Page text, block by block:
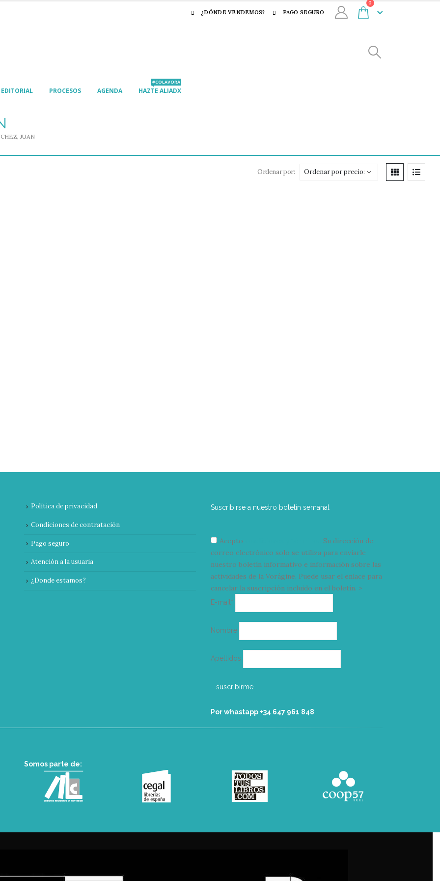
¿DÓNDE VENDEMOS? PAGO SEGURO
0
EDITORIAL PROCESOS AGENDA HAZTE ALIADX
#COLAVORA
JUAN
Ordenar por:
Política de privacidad
Condiciones de contratación
Pago seguro
Atención a la usuaria
¿Donde estamos?
Suscribirse a nuestro boletín semanal
Acepto
Su dirección de
correo electrónico solo se utiliza para enviarle
nuestro boletín informativo e información sobre las
actividades de la Vorágine. Puede usar el enlace para
cancelar la suscripción incluido en el boletín. >
E-mail*
electrónico
Nombre
Apellidos
Por whastapp +34 ‭647 961 848‬
Somos parte de: